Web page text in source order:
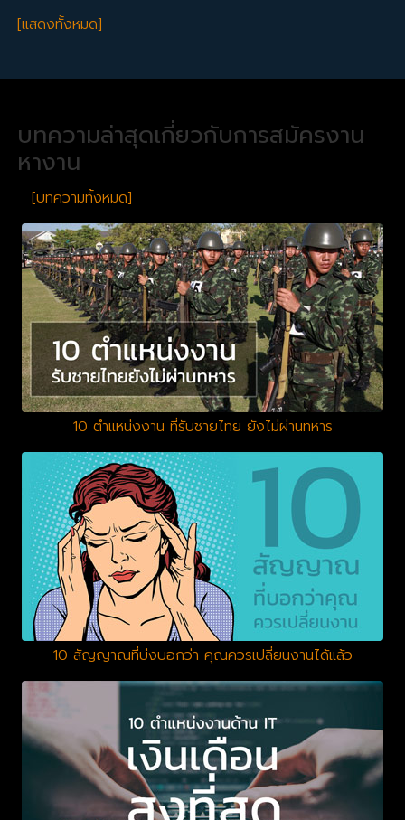
[แสดงทั้งหมด]
บทความล่าสุดเกี่ยวกับการสมัครงาน
หางาน
[บทความทั้งหมด]
10 ตำแหน่งงาน ที่รับชายไทย ยังไม่ผ่านทหาร
10 สัญญาณที่บ่งบอกว่า คุณควรเปลี่ยนงานได้แล้ว